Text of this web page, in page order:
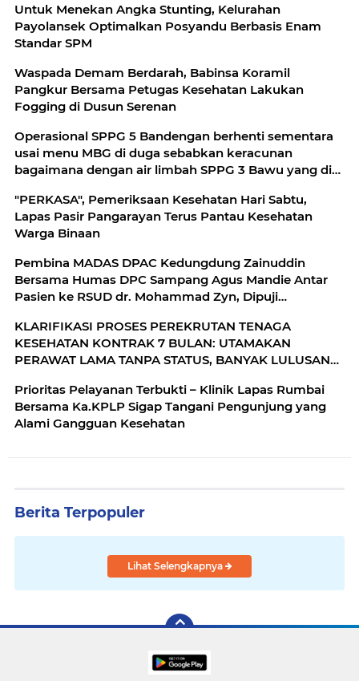
Untuk Menekan Angka Stunting, Kelurahan
Payolansek Optimalkan Posyandu Berbasis Enam
Standar SPM
Waspada Demam Berdarah, Babinsa Koramil
Pangkur Bersama Petugas Kesehatan Lakukan
Fogging di Dusun Serenan
Operasional SPPG 5 Bandengan berhenti sementara
usai menu MBG di duga sebabkan keracunan
bagaimana dengan air limbah SPPG 3 Bawu yang di
"PERKASA", Pemeriksaan Kesehatan Hari Sabtu,
Lapas Pasir Pangarayan Terus Pantau Kesehatan
Warga Binaan
Pembina MADAS DPAC Kedungdung Zainuddin
Bersama Humas DPC Sampang Agus Mandie Antar
Pasien ke RSUD dr. Mohammad Zyn, Dipuji
KLARIFIKASI PROSES PEREKRUTAN TENAGA
KESEHATAN KONTRAK 7 BULAN: UTAMAKAN
PERAWAT LAMA TANPA STATUS, BANYAK LULUSAN
Prioritas Pelayanan Terbukti – Klinik Lapas Rumbai
Bersama Ka.KPLP Sigap Tangani Pengunjung yang
Alami Gangguan Kesehatan
Berita Terpopuler
Lihat Selengkapnya